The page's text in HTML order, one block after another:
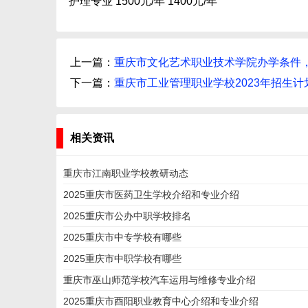
上一篇： 重庆市文化艺术职业技术学院办学条件
下一篇： 重庆市工业管理职业学校2023年招生计
相关资讯
重庆市江南职业学校教研动态
2025重庆市医药卫生学校介绍和专业介绍
2025重庆市公办中职学校排名
2025重庆市中专学校有哪些
2025重庆市中职学校有哪些
重庆市巫山师范学校汽车运用与维修专业介绍
2025重庆市酉阳职业教育中心介绍和专业介绍